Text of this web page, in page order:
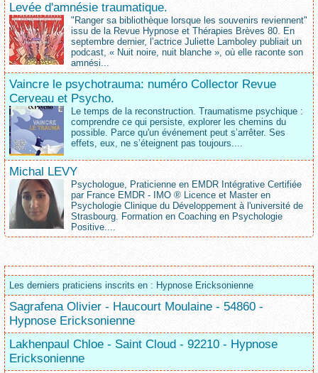
Levée d'amnésie traumatique.
"Ranger sa bibliothèque lorsque les souvenirs reviennent"
issu de la Revue Hypnose et Thérapies Brèves 80. En
septembre dernier, l’actrice Juliette Lamboley publiait un
podcast, « Nuit noire, nuit blanche », où elle raconte son
amnési...
Vaincre le psychotrauma: numéro Collector Revue
Cerveau et Psycho.
Le temps de la reconstruction. Traumatisme psychique :
comprendre ce qui persiste, explorer les chemins du
possible. Parce qu'un événement peut s’arrêter. Ses
effets, eux, ne s’éteignent pas toujours....
Michal LEVY
Psychologue, Praticienne en EMDR Intégrative Certifiée
par France EMDR - IMO ® Licence et Master en
Psychologie Clinique du Développement à l'université de
Strasbourg. Formation en Coaching en Psychologie
Positive....
Les derniers praticiens inscrits en : Hypnose Ericksonienne
Sagrafena Olivier - Haucourt Moulaine - 54860 -
Hypnose Ericksonienne
Lakhenpaul Chloe - Saint Cloud - 92210 - Hypnose
Ericksonienne